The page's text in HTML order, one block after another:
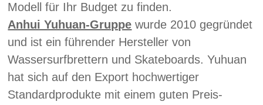
Modell für Ihr Budget zu finden.
Anhui Yuhuan-Gruppe wurde 2010 gegründet
und ist ein führender Hersteller von
Wassersurfbrettern und Skateboards. Yuhuan
hat sich auf den Export hochwertiger
Standardprodukte mit einem guten Preis-